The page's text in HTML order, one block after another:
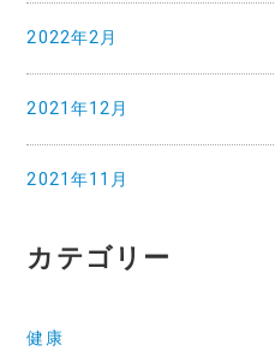
2022年2月
2021年12月
2021年11月
カテゴリー
健康